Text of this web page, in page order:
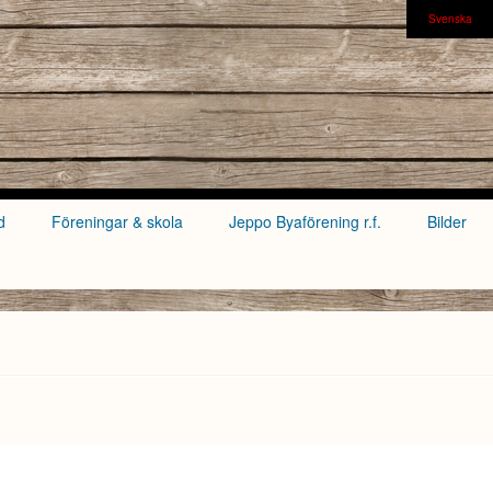
Svenska
Föreningar & skola Jeppo Byaförening r.f. Bilder